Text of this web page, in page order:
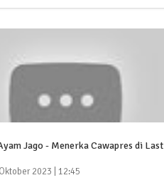
Jago - Menerka Cawapres di Last
2023 | 12:45